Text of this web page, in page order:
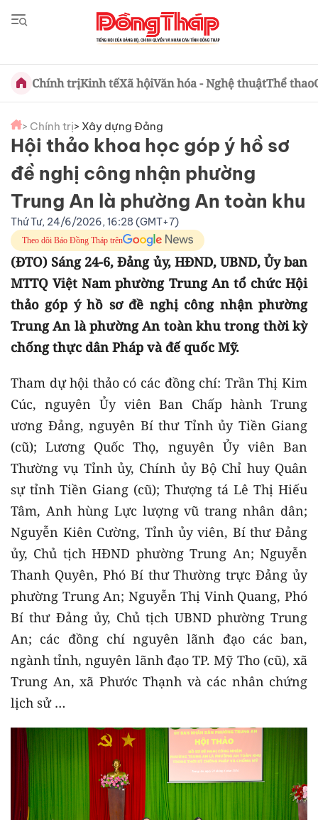
Chính trịKinh tếXã hộiVăn hóa - Nghệ thuậtThể thao
> Chính trị> Xây dựng Đảng
Hội thảo khoa học góp ý hồ sơ
đề nghị công nhận phường
Trung An là phường An toàn khu
Thứ Tư, 24/6/2026, 16:28 (GMT+7)
Theo dõi Báo Đồng Tháp trên
(ĐTO) Sáng 24-6, Đảng ủy, HĐND, UBND, Ủy ban
MTTQ Việt Nam phường Trung An tổ chức Hội
thảo góp ý hồ sơ đề nghị công nhận phường
Trung An là phường An toàn khu trong thời kỳ
chống thực dân Pháp và đế quốc Mỹ.
Tham dự hội thảo có các đồng chí: Trần Thị Kim
Cúc, nguyên Ủy viên Ban Chấp hành Trung
ương Đảng, nguyên Bí thư Tỉnh ủy Tiền Giang
(cũ); Lương Quốc Thọ, nguyên Ủy viên Ban
Thường vụ Tỉnh ủy, Chính ủy Bộ Chỉ huy Quân
sự tỉnh Tiền Giang (cũ); Thượng tá Lê Thị Hiếu
Tâm, Anh hùng Lực lượng vũ trang nhân dân;
Nguyễn Kiên Cường, Tỉnh ủy viên, Bí thư Đảng
ủy, Chủ tịch HĐND phường Trung An; Nguyễn
Thanh Quyên, Phó Bí thư Thường trực Đảng ủy
phường Trung An; Nguyễn Thị Vinh Quang, Phó
Bí thư Đảng ủy, Chủ tịch UBND phường Trung
An; các đồng chí nguyên lãnh đạo các ban,
ngành tỉnh, nguyên lãnh đạo TP. Mỹ Tho (cũ), xã
Trung An, xã Phước Thạnh và các nhân chứng
lịch sử …